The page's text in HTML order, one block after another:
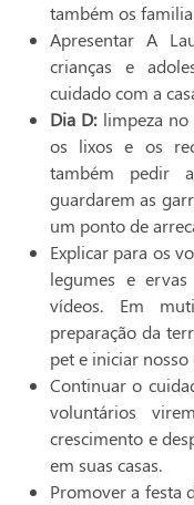
também os
Apresentar A
crianças e
cuidado com a
Dia D:limpeza no
os lixos e os
também pedir
guardarem as
um ponto de
Explicar para os
legumes e
vídeos. Em
preparação da
pet e iniciar
Continuar o
voluntários
crescimento e
em suas casas.
Promover a festa